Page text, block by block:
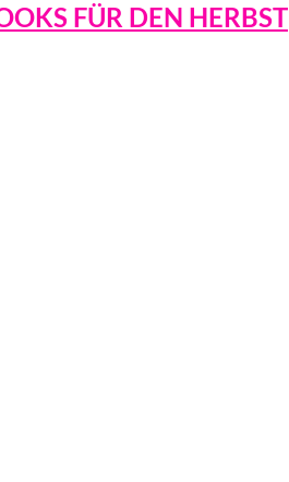
FÜR DEN HERBST